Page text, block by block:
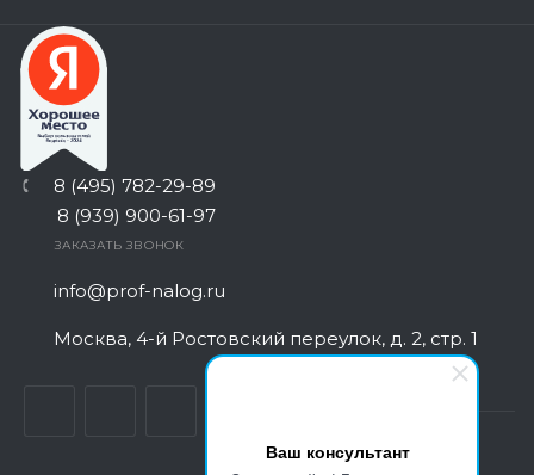
Ваш консультант
8 (495) 782-29-89
8 (939) 900-61-97
ЗАКАЗАТЬ ЗВОНОК
info@prof-nalog.ru
Москва, 4-й Ростовский переулок, д. 2, стр. 1